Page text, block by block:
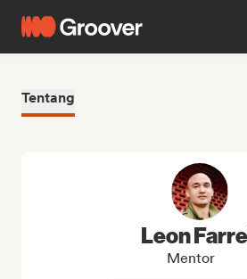
Tentang
Leon
Mentor